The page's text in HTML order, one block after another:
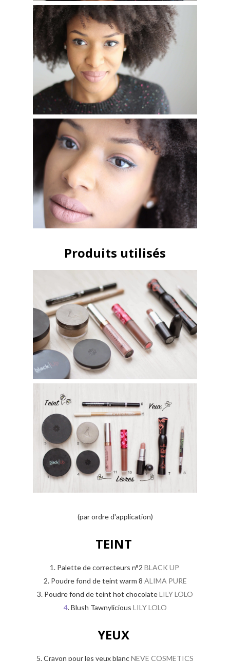
Produits utilisés
(par ordre d'application)
TEINT
1. Palette de correcteurs n°2 BLACK UP
2. Poudre fond de teint warm 8 ALIMA PURE
3. Poudre fond de teint hot chocolateLILY LOLO
4. Blush Tawnylicious LILY LOLO
YEUX
5. Crayon pour les yeux blancNEVE COSMETICS